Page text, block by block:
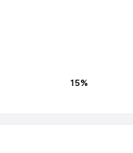
15%